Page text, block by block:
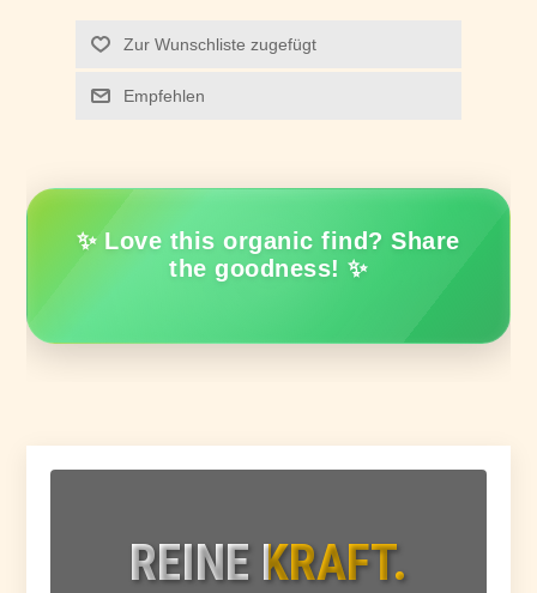
Zur Wunschliste zugefügt
Empfehlen
✨ Love this organic find? Share
the goodness! ✨
REINE KRAFT.